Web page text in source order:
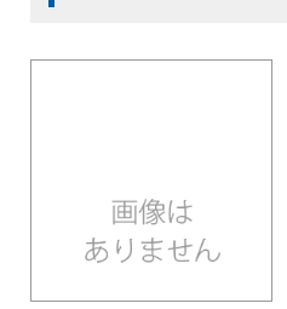
バルブ・継手・システムを探す